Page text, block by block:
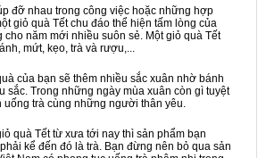
đỡ nhau trong công việc hoặc những hợp
giỏ quà Tết chu đáo thể hiện tấm lòng của
năm mới nhiều suôn sẻ. Một giỏ quà Tết
mứt, kẹo, trà và rượu,...
của bạn sẽ thêm nhiều sắc xuân nhờ bánh
sắc. Trong những ngày mùa xuân còn gì tuyệt
trà cùng những người thân yêu.
quà Tết từ xưa tới nay thì sản phẩm bạn
kể đến đó là trà. Bạn đừng nên bỏ qua sản